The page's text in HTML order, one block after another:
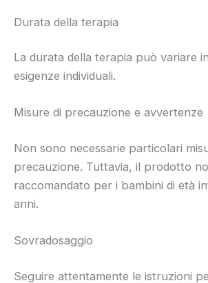
Durata della terapia
La durata della terapia può variare
esigenze individuali.
Misure di precauzione e avvertenze
Non sono necessarie particolari
precauzione. Tuttavia, il prodotto
raccomandato per i bambini di età
anni.
Sovradosaggio
Seguire attentamente le istruzioni